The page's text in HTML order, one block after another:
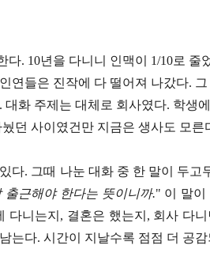
다. 10년을 다니니 인맥이 1/10로 줄
연들은 진작에 다 떨어져 나갔다.
. 대화 주제는 대체로 회사였다. 학생
던 사이였건만 지금은 생사도 모른
다. 그때 나눈 대화 중 한 말이 두고
출근해야 한다는 뜻이니까." 이 말이
다니는지 , 결혼은 했는지 , 회사 다
는다. 시간이 지날수록 점점 더 공